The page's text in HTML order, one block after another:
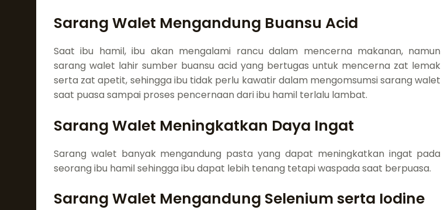
Sarang Walet Mengandung Buansu Acid
Saat ibu hamil, ibu akan mengalami rancu dalam mencerna makanan, namun
sarang walet lahir sumber buansu acid yang bertugas untuk mencerna zat lemak
serta zat apetit, sehingga ibu tidak perlu kawatir dalam mengomsumsi sarang walet
saat puasa sampai proses pencernaan dari ibu hamil terlalu lambat.
Sarang Walet Meningkatkan Daya Ingat
Sarang walet banyak mengandung pasta yang dapat meningkatkan ingat pada
seorang ibu hamil sehingga ibu dapat lebih tenang tetapi waspada saat berpuasa.
Sarang Walet Mengandung Selenium serta Iodine